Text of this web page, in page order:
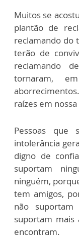
Muitos se
plantão de
reclamando do
terão de
reclamando
tornaram,
raízes em
Pessoas que
intolerância
digno de
suportam
ninguém,
tem amigos,
não
suportam mais
encontram.